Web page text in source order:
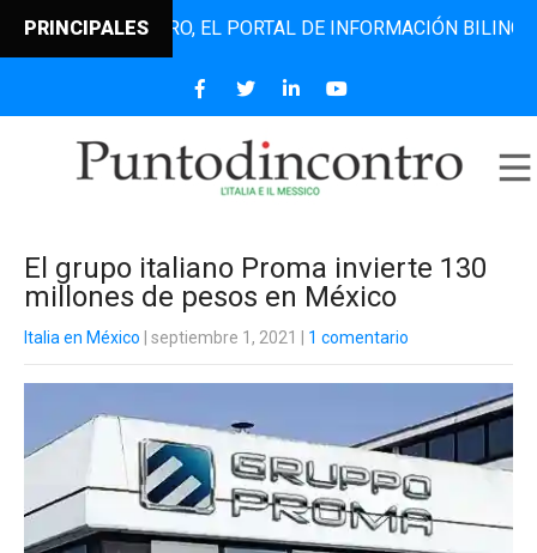
PRINCIPALESEL PORTAL DE INFORMACIÓN BILINGÜE
El grupo italiano Proma invierte 130
millones de pesos en México
Italia en México | septiembre 1, 2021 1 comentario